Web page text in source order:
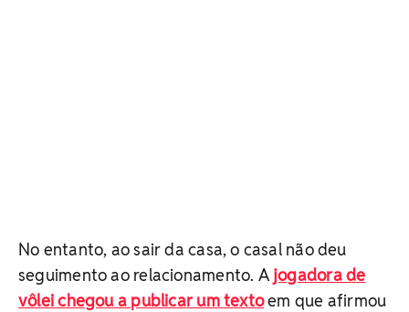
No entanto, ao sair da casa, o casal não deu
seguimento ao relacionamento. A jogadora de
vôlei chegou a publicar um textoem que afirmou